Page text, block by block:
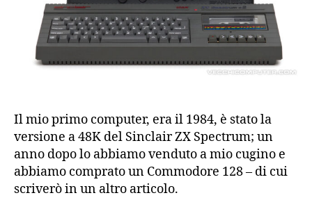
Il mio primo computer, era il 1984, è stato la
versione a 48K del Sinclair ZX Spectrum; un
anno dopo lo abbiamo venduto a mio cugino e
abbiamo comprato un Commodore 128 – di cui
scriverò in un altro articolo.